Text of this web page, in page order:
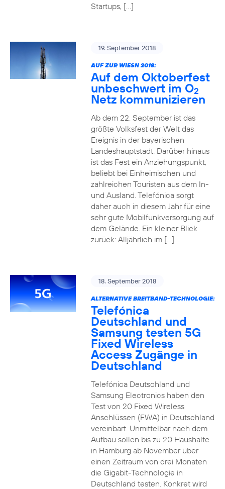
Startups, […]
19. September 2018
AUF ZUR WIESN 2018:
Auf dem Oktoberfest
unbeschwert im O2
Netz kommunizieren
Ab dem 22. September ist das
größte Volksfest der Welt das
Ereignis in der bayerischen
Landeshauptstadt. Darüber hinaus
ist das Fest ein Anziehungspunkt,
beliebt bei Einheimischen und
zahlreichen Touristen aus dem In-
und Ausland. Telefónica sorgt
daher auch in diesem Jahr für eine
sehr gute Mobilfunkversorgung auf
dem Gelände. Ein kleiner Blick
zurück: Alljährlich im […]
18. September 2018
ALTERNATIVE BREITBAND-TECHNOLOGIE:
Telefónica
Deutschland und
Samsung testen 5G
Fixed Wireless
Access Zugänge in
Deutschland
Telefónica Deutschland und
Samsung Electronics haben den
Test von 20 Fixed Wireless
Anschlüssen (FWA) in Deutschland
vereinbart. Unmittelbar nach dem
Aufbau sollen bis zu 20 Haushalte
in Hamburg ab November über
einen Zeitraum von drei Monaten
die Gigabit-Technologie in
Deutschland testen. Konkret wird